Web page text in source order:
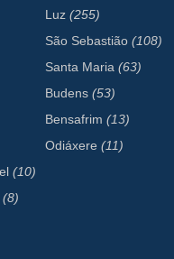
Luz(255)
São Sebastião(108)
Santa Maria(63)
Budens(53)
Bensafrim(13)
Odiáxere(11)
(10)
(8)